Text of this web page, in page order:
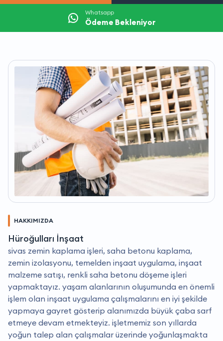
Whatsapp
Ödeme Bekleniyor
HAKKIMIZDA
Hüroğulları İnşaat
sivas zemin kaplama işleri, saha betonu kaplama,
zemin izolasyonu, temelden inşaat uygulama, inşaat
malzeme satışı, renkli saha betonu döşeme işleri
yapmaktayız. yaşam alanlarının oluşumunda en önemli
işlem olan inşaat uygulama çalışmalarını en iyi şekilde
yapmaya gayret gösterip alanımızda büyük çaba sarf
etmeye devam etmekteyiz. i̇şletmemiz son yıllarda
yoğun talep alan çalışmalar üzerinde yoğunlaşmakta